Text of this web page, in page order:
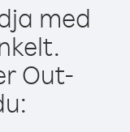
med
Out-